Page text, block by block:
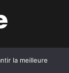
la meilleure